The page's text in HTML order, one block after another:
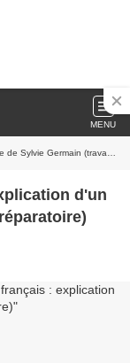
MENU
Germain (travail préparatoire)